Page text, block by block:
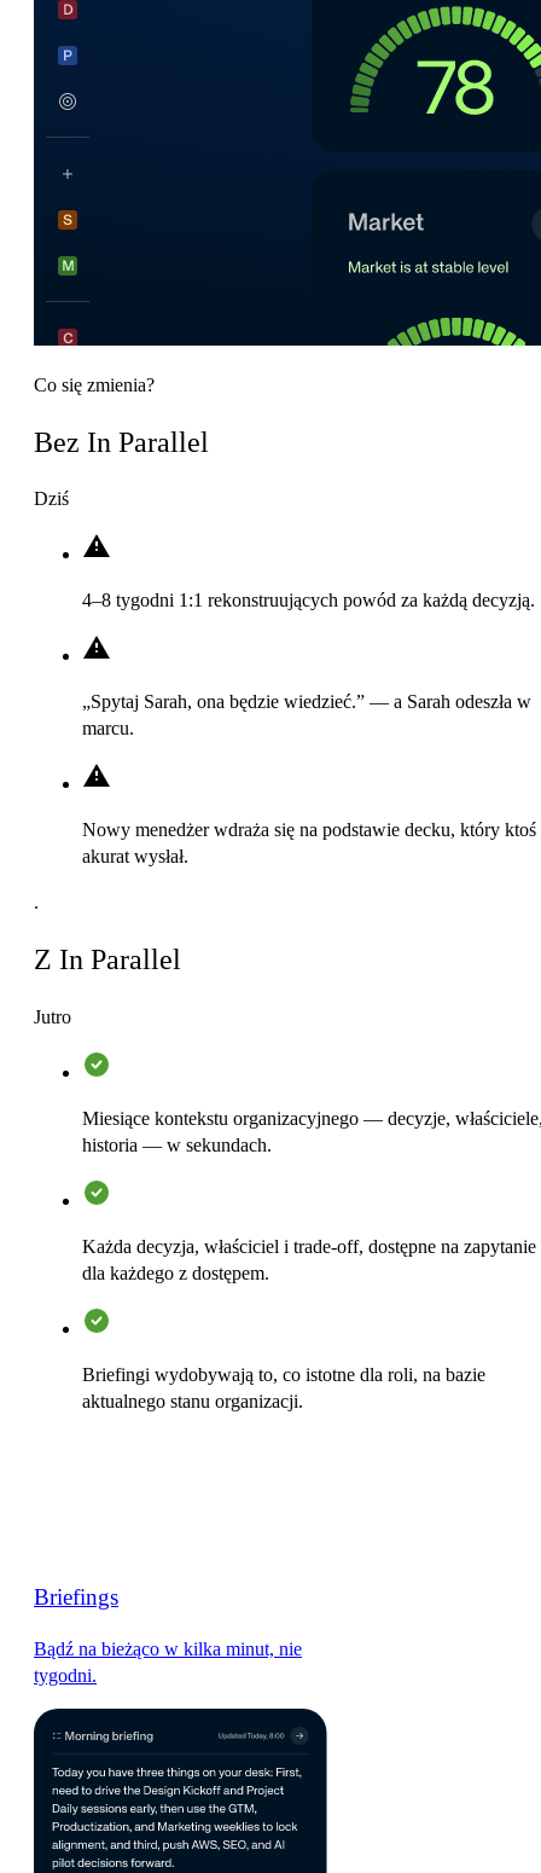
Co się zmienia?
Bez In Parallel
Dziś
4–8 tygodni 1:1 rekonstruujących powód za każdą decyzją.
„Spytaj Sarah, ona będzie wiedzieć.” — a Sarah odeszła w
marcu.
Nowy menedżer wdraża się na podstawie decku, który ktoś
akurat wysłał.
.
Z In Parallel
Jutro
Miesiące kontekstu organizacyjnego — decyzje,
historia — w sekundach.
Każda decyzja, właściciel i trade-off, dostępne na zapytanie
dla każdego z dostępem.
Briefingi wydobywają to, co istotne dla roli, na bazie
aktualnego stanu organizacji.
Briefings
Bądź na bieżąco w kilka minut, nie
tygodni.